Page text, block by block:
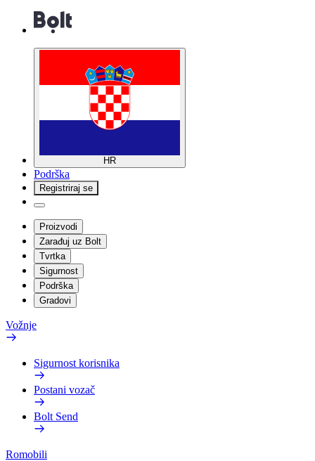
HR
Podrška
Registriraj se
Proizvodi
Zarađuj uz Bolt
Tvrtka
Sigurnost
Podrška
Gradovi
Vožnje
Sigurnost korisnika
Postani vozač
Bolt Send
Romobili